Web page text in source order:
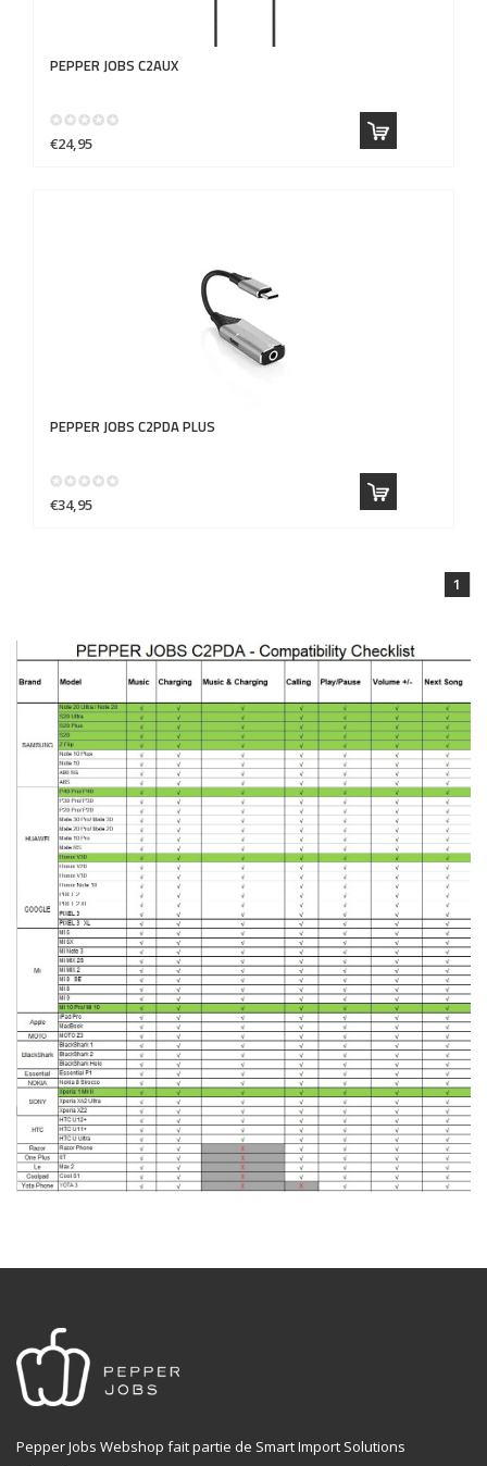
PEPPER JOBS C2AUX
€24,95
PEPPER JOBS C2PDA PLUS
€34,95
1
Pepper Jobs Webshop fait partie de Smart Import Solutions